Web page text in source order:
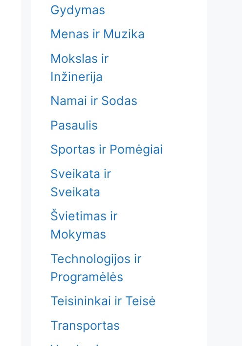
Gydymas
Menas ir Muzika
Mokslas ir
Inžinerija
Namai ir Sodas
Pasaulis
Sportas ir Pomėgiai
Sveikata ir
Sveikata
Švietimas ir
Mokymas
Technologijos ir
Programėlės
Teisininkai ir Teisė
Transportas